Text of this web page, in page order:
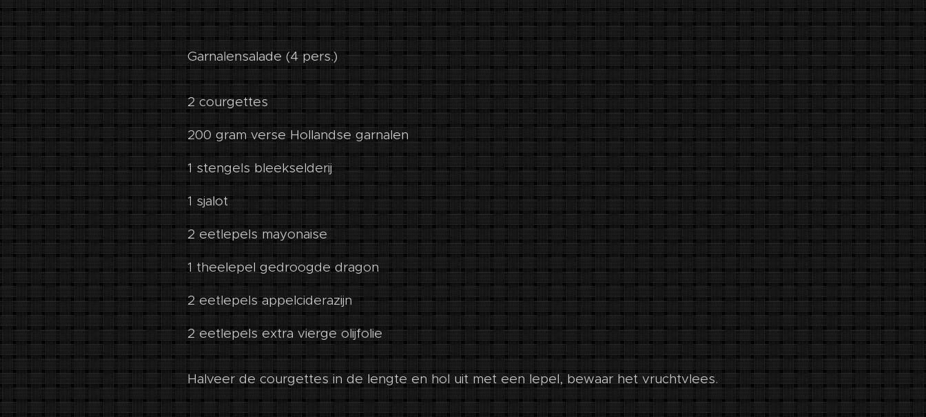
Garnalensalade (4 pers.)
2 courgettes
200 gram verse Hollandse garnalen
1 stengels bleekselderij
1 sjalot
2 eetlepels mayonaise
1 theelepel gedroogde dragon
2 eetlepels appelciderazijn
2 eetlepels extra vierge olijfolie
Halveer de courgettes in de lengte en hol uit met een lepel, bewaar het vruchtvlees.